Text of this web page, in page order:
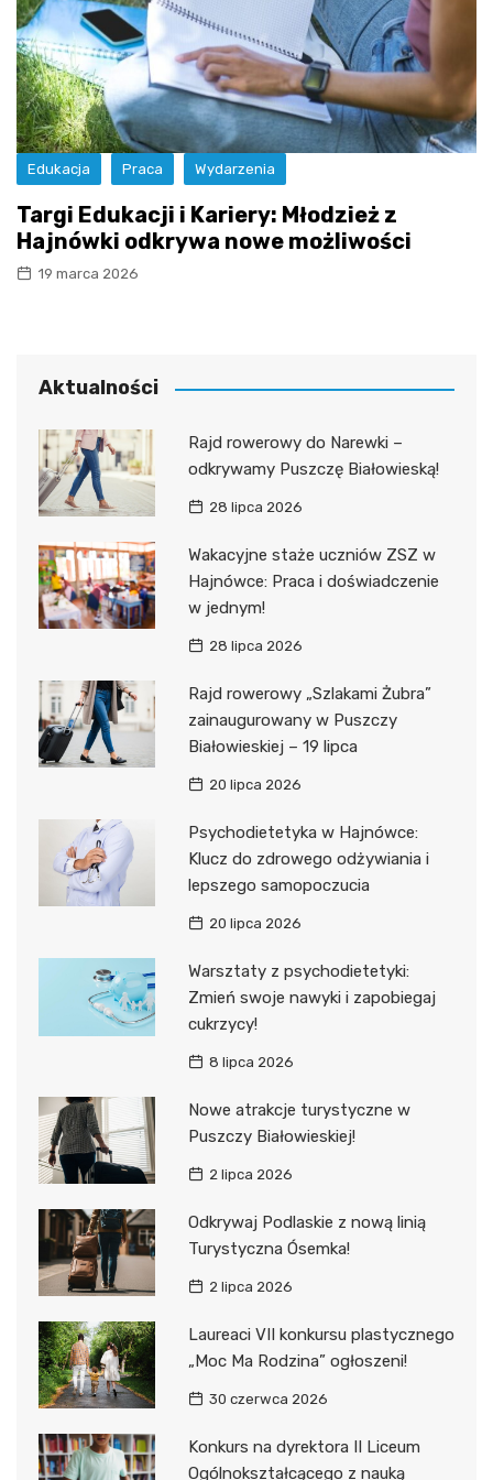
Edukacja Praca Wydarzenia
Targi Edukacji i Kariery: Młodzież z
Hajnówki odkrywa nowe możliwości
19 marca 2026
Aktualności
Rajd rowerowy do Narewki –
odkrywamy Puszczę Białowieską!
28 lipca 2026
Wakacyjne staże uczniów ZSZ w
Hajnówce: Praca i doświadczenie
w jednym!
28 lipca 2026
Rajd rowerowy „Szlakami Żubra”
zainaugurowany w Puszczy
Białowieskiej – 19 lipca
20 lipca 2026
Psychodietetyka w Hajnówce:
Klucz do zdrowego odżywiania i
lepszego samopoczucia
20 lipca 2026
Warsztaty z psychodietetyki:
Zmień swoje nawyki i zapobiegaj
cukrzycy!
8 lipca 2026
Nowe atrakcje turystyczne w
Puszczy Białowieskiej!
2 lipca 2026
Odkrywaj Podlaskie z nową linią
Turystyczna Ósemka!
2 lipca 2026
Laureaci VII konkursu plastycznego
„Moc Ma Rodzina” ogłoszeni!
30 czerwca 2026
Konkurs na dyrektora II Liceum
Ogólnokształcącego z nauką